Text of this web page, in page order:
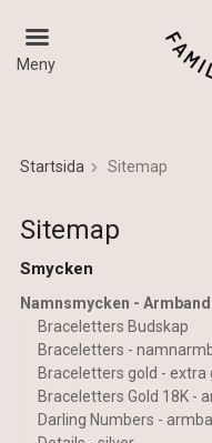
Meny
Startsida Sitemap
Sitemap
Smycken
Namnsmycken - Armband
Braceletters Budskap
Braceletters -
Braceletters gold - extra
Braceletters Gold 18K -
Darling Numbers -